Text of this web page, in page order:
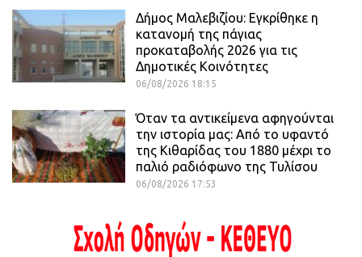
Δήμος Μαλεβιζίου: Εγκρίθηκε η
κατανομή της πάγιας
προκαταβολής 2026 για τις
Δημοτικές Κοινότητες
06/08/2026 18:15
Όταν τα αντικείμενα αφηγούνται
την ιστορία μας: Από το υφαντό
της Κιθαρίδας του 1880 μέχρι το
παλιό ραδιόφωνο της Τυλίσου
06/08/2026 17:53